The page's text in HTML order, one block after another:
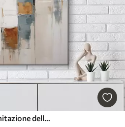
Composizione astratta, imitazione della pittura